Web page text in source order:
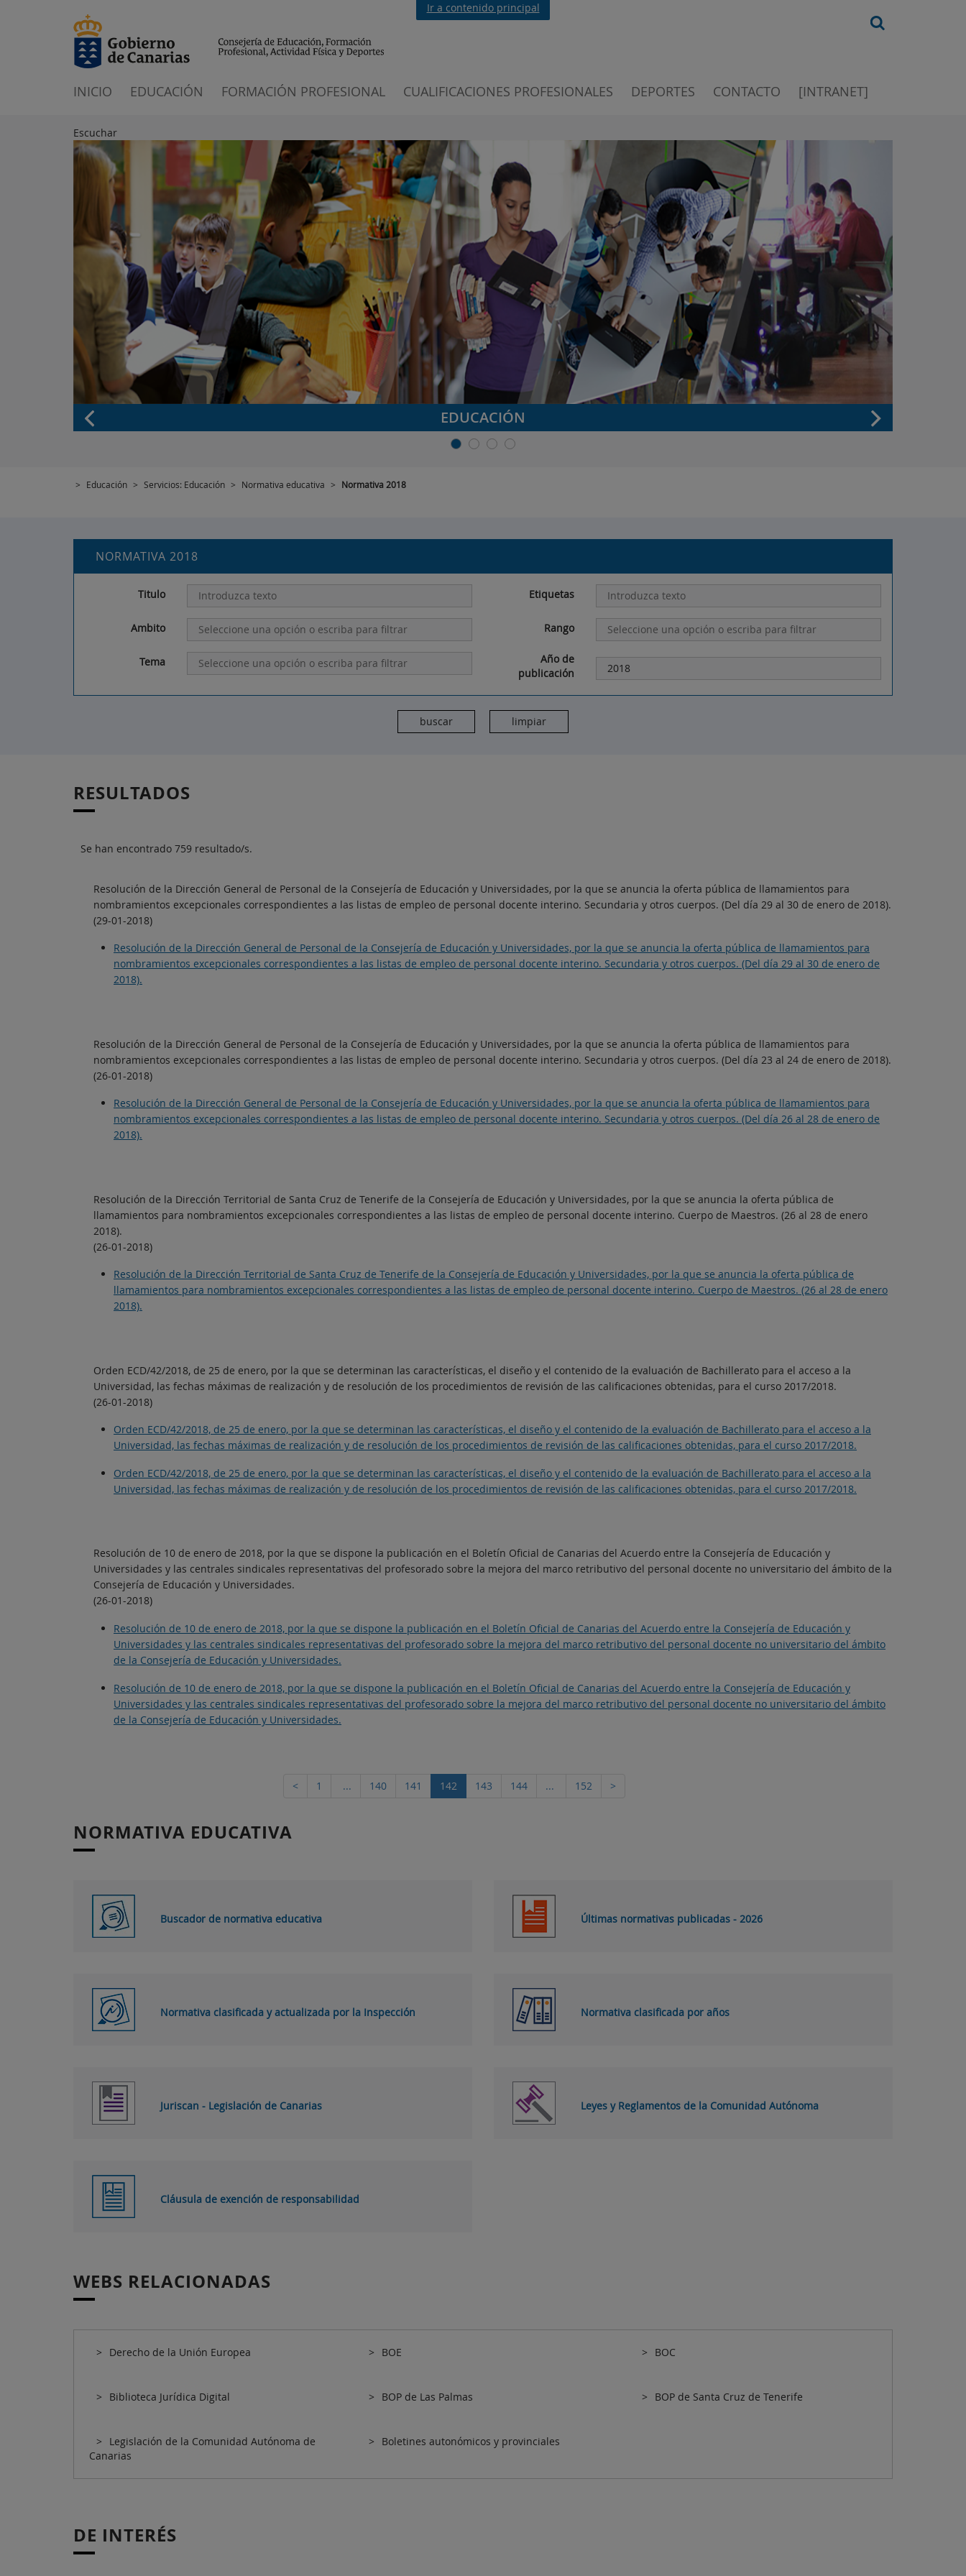
Ir a contenido principal
INICIO EDUCACIÓN FORMACIÓN PROFESIONAL CUALIFICACIONES PROFESIONALES DEPORTES CONTACTO [INTRANET]
Escuchar
EDUCACIÓN
> Educación > Servicios: Educación > Normativa educativa > Normativa 2018
NORMATIVA 2018
Titulo Etiquetas
Ambito Rango
Tema
Año de
publicación
RESULTADOS
Se han encontrado 759 resultado/s.
Resolución de la Dirección General de Personal de la Consejería de Educación y Universidades, por la que se anuncia la oferta pública de llamamientos para
nombramientos excepcionales correspondientes a las listas de empleo de personal docente interino. Secundaria y otros cuerpos. (Del día 29 al 30 de enero de 2018).
(29-01-2018)
Resolución de la Dirección General de Personal de la Consejería de Educación y Universidades, por la que se anuncia la oferta pública de llamamientos para
nombramientos excepcionales correspondientes a las listas de empleo de personal docente interino. Secundaria y otros cuerpos. (Del día 29 al 30 de enero de
2018).
Resolución de la Dirección General de Personal de la Consejería de Educación y Universidades, por la que se anuncia la oferta pública de llamamientos para
nombramientos excepcionales correspondientes a las listas de empleo de personal docente interino. Secundaria y otros cuerpos. (Del día 23 al 24 de enero de 2018).
(26-01-2018)
Resolución de la Dirección General de Personal de la Consejería de Educación y Universidades, por la que se anuncia la oferta pública de llamamientos para
nombramientos excepcionales correspondientes a las listas de empleo de personal docente interino. Secundaria y otros cuerpos. (Del día 26 al 28 de enero de
2018).
Resolución de la Dirección Territorial de Santa Cruz de Tenerife de la Consejería de Educación y Universidades, por la que se anuncia la oferta pública de
llamamientos para nombramientos excepcionales correspondientes a las listas de empleo de personal docente interino. Cuerpo de Maestros. (26 al 28 de enero
2018).
(26-01-2018)
Resolución de la Dirección Territorial de Santa Cruz de Tenerife de la Consejería de Educación y Universidades, por la que se anuncia la oferta pública de
llamamientos para nombramientos excepcionales correspondientes a las listas de empleo de personal docente interino. Cuerpo de Maestros. (26 al 28 de enero
2018).
Orden ECD/42/2018, de 25 de enero, por la que se determinan las características, el diseño y el contenido de la evaluación de Bachillerato para el acceso a la
Universidad, las fechas máximas de realización y de resolución de los procedimientos de revisión de las calificaciones obtenidas, para el curso 2017/2018.
(26-01-2018)
Orden ECD/42/2018, de 25 de enero, por la que se determinan las características, el diseño y el contenido de la evaluación de Bachillerato para el acceso a la
Universidad, las fechas máximas de realización y de resolución de los procedimientos de revisión de las calificaciones obtenidas, para el curso 2017/2018.
Orden ECD/42/2018, de 25 de enero, por la que se determinan las características, el diseño y el contenido de la evaluación de Bachillerato para el acceso a la
Universidad, las fechas máximas de realización y de resolución de los procedimientos de revisión de las calificaciones obtenidas, para el curso 2017/2018.
Resolución de 10 de enero de 2018, por la que se dispone la publicación en el Boletín Oficial de Canarias del Acuerdo entre la Consejería de Educación y
Universidades y las centrales sindicales representativas del profesorado sobre la mejora del marco retributivo del personal docente no universitario del ámbito de la
Consejería de Educación y Universidades.
(26-01-2018)
Resolución de 10 de enero de 2018, por la que se dispone la publicación en el Boletín Oficial de Canarias del Acuerdo entre la Consejería de Educación y
Universidades y las centrales sindicales representativas del profesorado sobre la mejora del marco retributivo del personal docente no universitario del ámbito
de la Consejería de Educación y Universidades.
Resolución de 10 de enero de 2018, por la que se dispone la publicación en el Boletín Oficial de Canarias del Acuerdo entre la Consejería de Educación y
Universidades y las centrales sindicales representativas del profesorado sobre la mejora del marco retributivo del personal docente no universitario del ámbito
de la Consejería de Educación y Universidades.
< 1 ... 140 141 142 143 144 ... 152 >
NORMATIVA EDUCATIVA
Buscador de normativa educativa Últimas normativas publicadas - 2026
Normativa clasificada y actualizada por la Inspección Normativa clasificada por años
Juriscan - Legislación de Canarias Leyes y Reglamentos de la Comunidad Autónoma
Cláusula de exención de responsabilidad
WEBS RELACIONADAS
Derecho de la Unión Europea BOE BOC
Biblioteca Jurídica Digital BOP de Las Palmas BOP de Santa Cruz de Tenerife
Legislación de la Comunidad Autónoma de
Canarias
Boletines autonómicos y provinciales
DE INTERÉS